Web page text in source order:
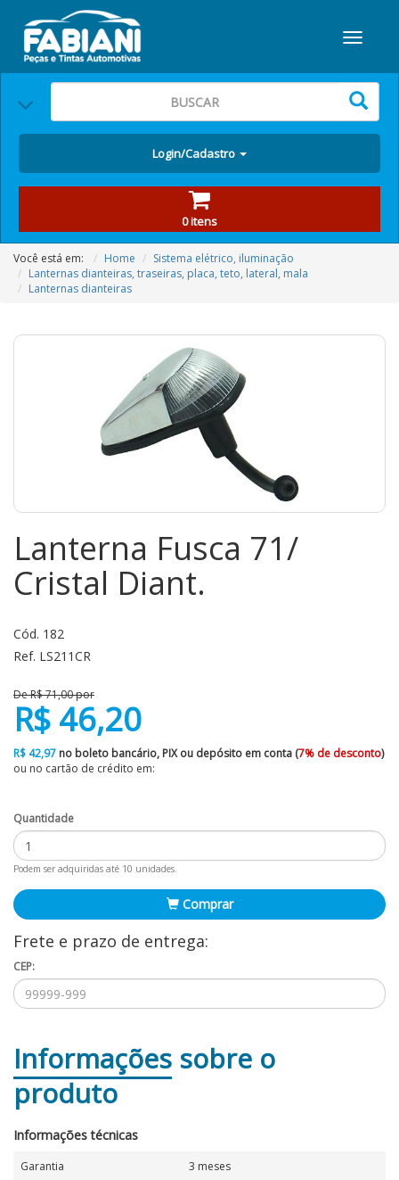
Login/Cadastro
0 itens
Você está em: Home
Sistema elétrico, iluminação
Lanternas dianteiras, traseiras, placa, teto, lateral, mala
Lanternas dianteiras
Lanterna Fusca 71/
Cristal Diant.
Cód. 182
Ref. LS211CR
De R$ 71,00 por
R$ 46,20
R$ 42,97 no boleto bancário, PIX ou depósito em conta (7% de desconto)
ou no cartão de crédito em:
Quantidade
Podem ser adquiridas até 10 unidades.
Comprar
Frete e prazo de entrega:
CEP:
Informações sobre o
produto
Informações técnicas
Garantia 3 meses